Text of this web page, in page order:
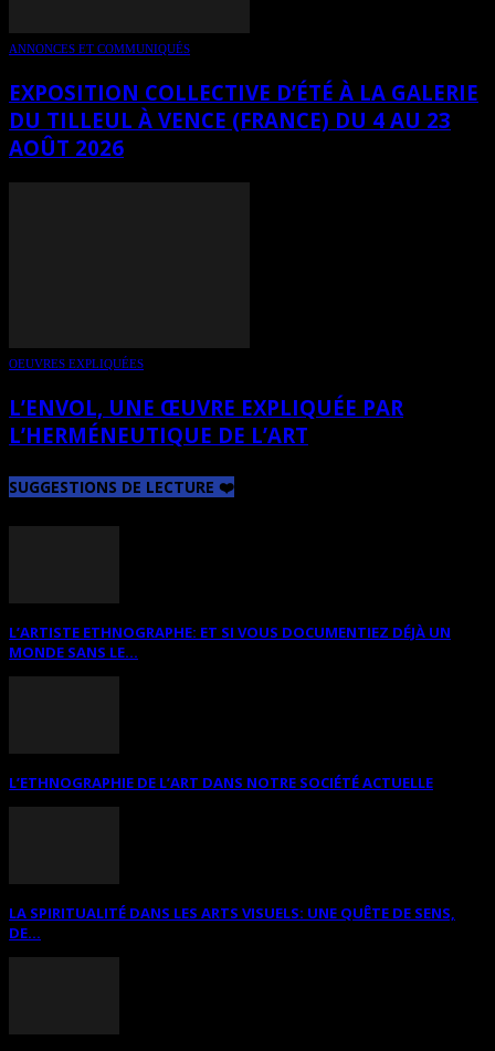
ANNONCES ET COMMUNIQUÉS
EXPOSITION COLLECTIVE D’ÉTÉ À LA GALERIE
DU TILLEUL À VENCE (FRANCE) DU 4 AU 23
AOÛT 2026
OEUVRES EXPLIQUÉES
L’ENVOL, UNE ŒUVRE EXPLIQUÉE PAR
L’HERMÉNEUTIQUE DE L’ART
SUGGESTIONS DE LECTURE ❤️
L’ARTISTE ETHNOGRAPHE: ET SI VOUS DOCUMENTIEZ DÉJÀ UN
MONDE SANS LE...
L’ETHNOGRAPHIE DE L’ART DANS NOTRE SOCIÉTÉ ACTUELLE
LA SPIRITUALITÉ DANS LES ARTS VISUELS: UNE QUÊTE DE SENS,
DE...